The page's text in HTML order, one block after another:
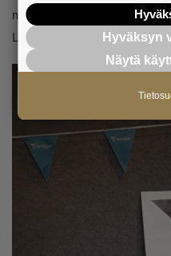
markkinointiassistentti
Lehtinen
Hyväksyn
Näytä